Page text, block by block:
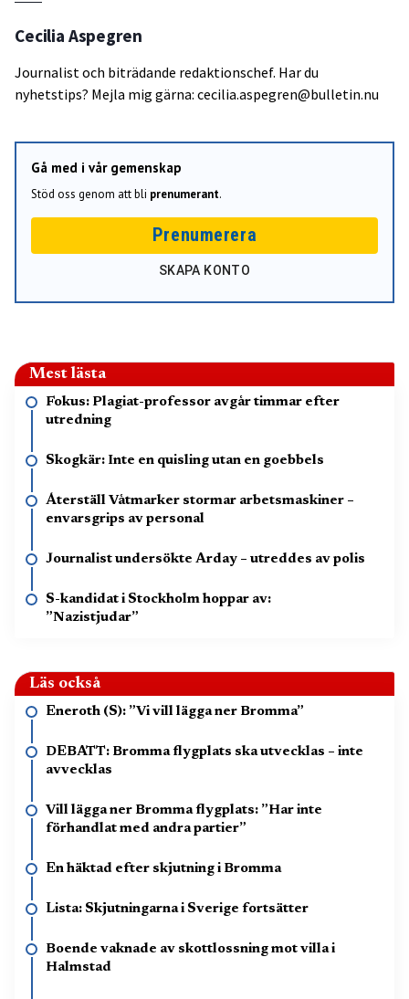
Cecilia Aspegren
Journalist och biträdande redaktionschef. Har du
nyhetstips? Mejla mig gärna: cecilia.aspegren@bulletin.nu
Gå med i vår gemenskap
Stöd oss genom att bli prenumerant.
Prenumerera
SKAPA KONTO
Mest lästa
Fokus: Plagiat-professor avgår timmar efter
utredning
Skogkär: Inte en quisling utan en goebbels
Återställ Våtmarker stormar arbetsmaskiner –
envarsgrips av personal
Journalist undersökte Arday – utreddes av polis
S-kandidat i Stockholm hoppar av:
”Nazistjudar”
Läs också
Eneroth (S): ”Vi vill lägga ner Bromma”
DEBATT: Bromma flygplats ska utvecklas – inte
avvecklas
Vill lägga ner Bromma flygplats: ”Har inte
förhandlat med andra partier”
En häktad efter skjutning i Bromma
Lista: Skjutningarna i Sverige fortsätter
Boende vaknade av skottlossning mot villa i
Halmstad